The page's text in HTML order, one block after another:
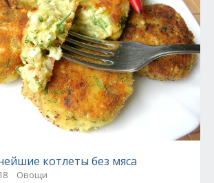
котлеты без мяса
Овощи